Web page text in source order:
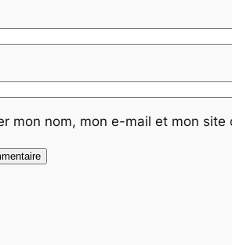
mon nom, mon e-mail et mon